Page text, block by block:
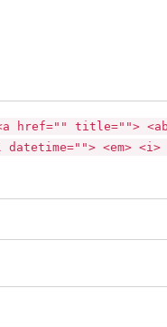
href="" title="">
<em>